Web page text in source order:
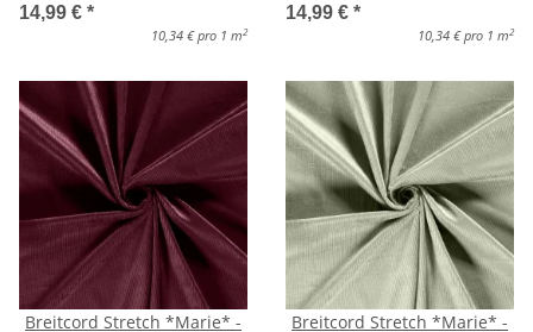
14,99 € *
10,34 € pro 1 m 2
14,99 € *
10,34 € pro 1 m 2
Breitcord Stretch *Marie* -
Breitcord Stretch *Marie* -